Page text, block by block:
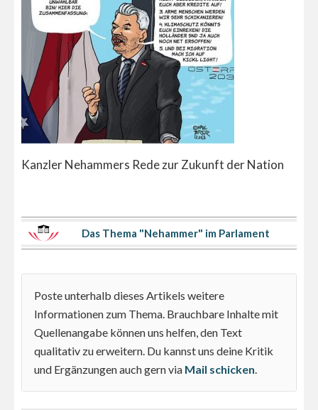
Kanzler Nehammers Rede zur Zukunft der Nation
Das Thema "Nehammer" im Parlament
Poste unterhalb dieses Artikels weitere
Informationen zum Thema. Brauchbare Inhalte mit
Quellenangabe können uns helfen, den Text
qualitativ zu erweitern. Du kannst uns deine Kritik
und Ergänzungen auch gern via Mail schicken.